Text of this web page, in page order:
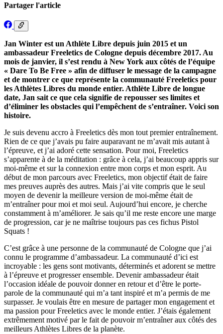
Partager l'article
Jan Winter est un Athlète Libre depuis juin 2015 et un
ambassadeur Freeletics de Cologne depuis décembre 2017. Au
mois de janvier, il s’est rendu à New York aux côtés de l’équipe
« Dare To Be Free » afin de diffuser le message de la campagne
et de montrer ce que représente la communauté Freeletics pour
les Athlètes Libres du monde entier. Athlète Libre de longue
date, Jan sait ce que cela signifie de repousser ses limites et
d’éliminer les obstacles qui l’empêchent de s’entraîner. Voici son
histoire.
Je suis devenu accro à Freeletics dès mon tout premier entraînement.
Rien de ce que j’avais pu faire auparavant ne m’avait mis autant à
l’épreuve, et j’ai adoré cette sensation. Pour moi, Freeletics
s’apparente à de la méditation : grâce à cela, j’ai beaucoup appris sur
moi-même et sur la connexion entre mon corps et mon esprit. Au
début de mon parcours avec Freeletics, mon objectif était de faire
mes preuves auprès des autres. Mais j’ai vite compris que le seul
moyen de devenir la meilleure version de moi-même était de
m’entraîner pour moi et moi seul. Aujourd’hui encore, je cherche
constamment à m’améliorer. Je sais qu’il me reste encore une marge
de progression, car je ne maîtrise toujours pas ces fichus Pistol
Squats !
C’est grâce à une personne de la communauté de Cologne que j’ai
connu le programme d’ambassadeur. La communauté d’ici est
incroyable : les gens sont motivants, déterminés et adorent se mettre
à l’épreuve et progresser ensemble. Devenir ambassadeur était
l’occasion idéale de pouvoir donner en retour et d’être le porte-
parole de la communauté qui m’a tant inspiré et m’a permis de me
surpasser. Je voulais être en mesure de partager mon engagement et
ma passion pour Freeletics avec le monde entier. J’étais également
extrêmement motivé par le fait de pouvoir m’entraîner aux côtés des
meilleurs Athlètes Libres de la planète.